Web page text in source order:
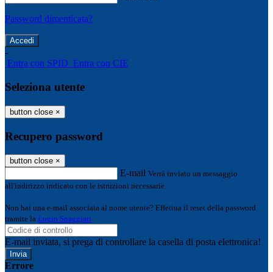
Password dimenticata?
-
Entra con SPID Entra con CIE
Seleziona utente
button close ×
Recupero password
button close ×
E-mail Verrà inviato un messaggio
all'indirizzo indicato con le istruzioni necessarie.
Non hai una e-mail associata al nome utente? Effettua il reset della password
tramite la Login Spaggiari
E-mail inviata, si prega di controllare la casella di posta elettronica!
Errore